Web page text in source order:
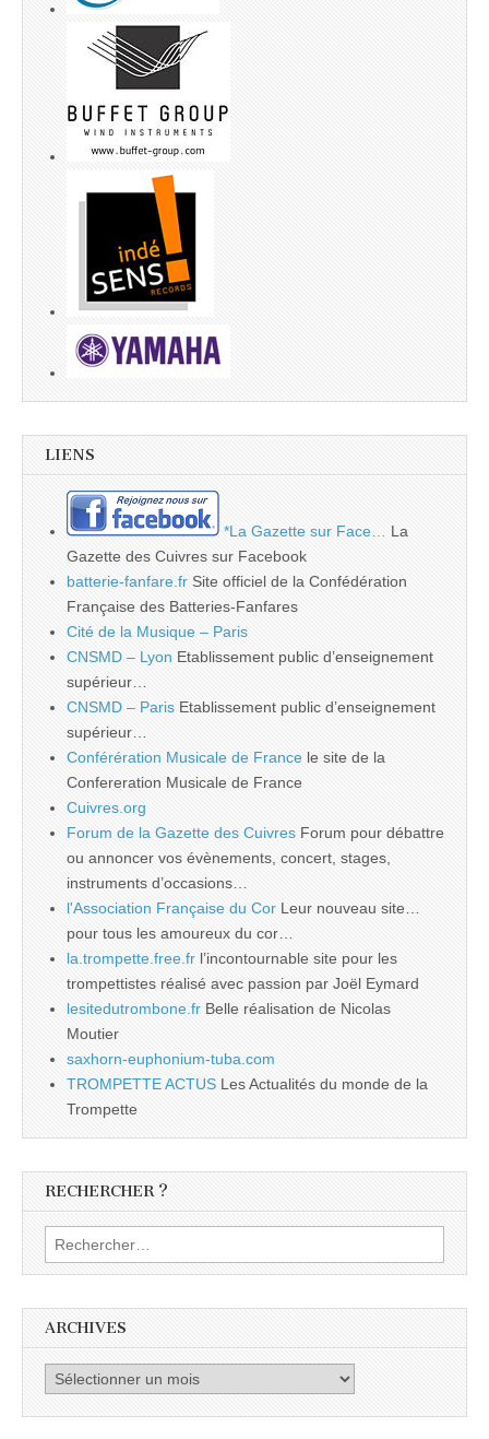
LIENS
*La Gazette sur Face…
La
Gazette des Cuivres sur Facebook
batterie-fanfare.fr Site officiel de la Confédération
Française des Batteries-Fanfares
Cité de la Musique – Paris
CNSMD – Lyon Etablissement public d’enseignement
supérieur…
CNSMD – Paris Etablissement public d’enseignement
supérieur…
Conférération Musicale de France le site de la
Confereration Musicale de France
Cuivres.org
Forum de la Gazette des Cuivres Forum pour débattre
ou annoncer vos évènements, concert, stages,
instruments d’occasions…
l'Association Française du Cor Leur nouveau site…
pour tous les amoureux du cor…
la.trompette.free.fr l’incontournable site pour les
trompettistes réalisé avec passion par Joël Eymard
lesitedutrombone.fr Belle réalisation de Nicolas
Moutier
saxhorn-euphonium-tuba.com
TROMPETTE ACTUS Les Actualités du monde de la
Trompette
RECHERCHER ?
Rechercher :
ARCHIVES
Archives